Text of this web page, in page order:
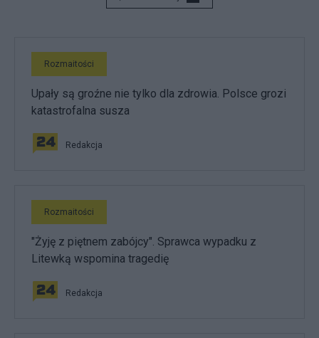
Rozmaitości
Upały są groźne nie tylko dla zdrowia. Polsce grozi
katastrofalna susza
Redakcja
Rozmaitości
"Żyję z piętnem zabójcy". Sprawca wypadku z
Litewką wspomina tragedię
Redakcja